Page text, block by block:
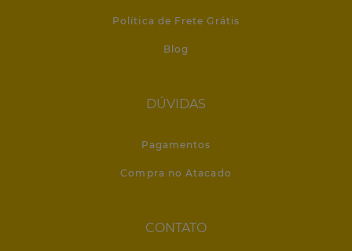
Política de Frete Grátis
Blog
DÚVIDAS
Pagamentos
Compra no Atacado
CONTATO